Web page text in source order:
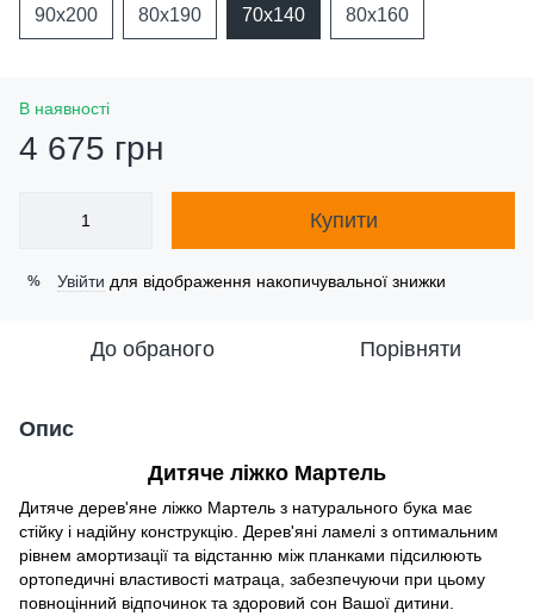
90х200 80х190 70х140 80х160
В наявності
4 675 грн
Купити
% Увійти для відображення накопичувальної знижки
До обраного Порівняти
Опис
Дитяче ліжко Мартель
Дитяче дерев'яне ліжко Мартель з натурального бука має
стійку і надійну конструкцію. Дерев'яні ламелі з оптимальним
рівнем амортизації та відстанню між планками підсилюють
ортопедичні властивості матраца, забезпечуючи при цьому
повноцінний відпочинок та здоровий сон Вашої дитини.